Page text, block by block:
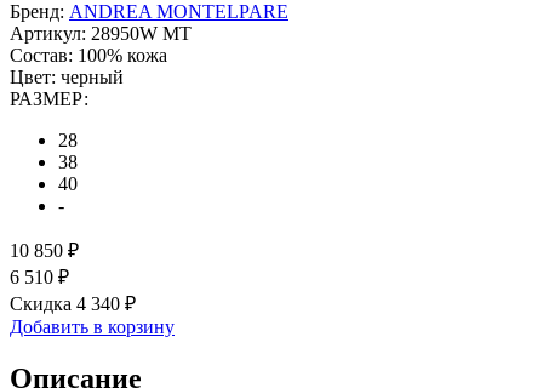
Бренд: ANDREA MONTELPARE
Артикул: 28950W MT
Состав: 100% кожа
Цвет: черный
РАЗМЕР:
28
38
40
-
10 850 ₽
6 510 ₽
Скидка 4 340 ₽
Добавить в корзину
Описание